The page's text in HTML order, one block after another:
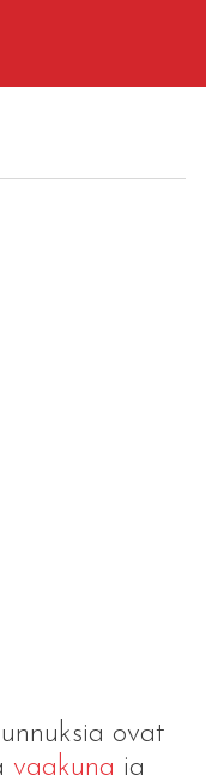
ovat
vaakuna ja